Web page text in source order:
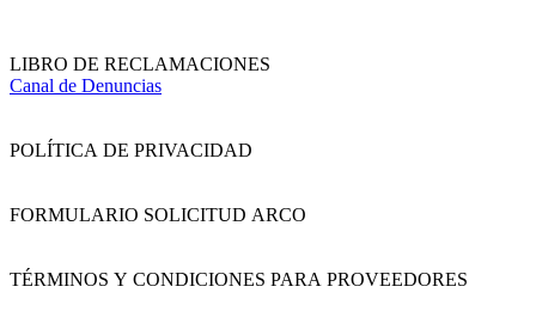
LIBRO DE RECLAMACIONES
Canal de Denuncias
POLÍTICA DE PRIVACIDAD
FORMULARIO SOLICITUD ARCO
TÉRMINOS Y CONDICIONES PARA PROVEEDORES